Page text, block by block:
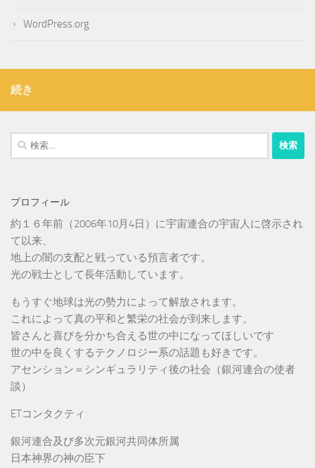
WordPress.org
続き
検
索:
プロフィール
約１６年前（2006年10月4日）に宇宙連合の宇宙人に啓示され
て以来、
地上の闇の支配と戦っている預言者です。
光の戦士として長年活動しています。
もうすぐ地球は光の勢力によって解放されます。
これによって真の平和と繁栄の社会が到来します。
皆さんと喜びを分かち合える世の中になってほしいです
世の中を良くするテクノロジー系の話題も好きです。
アセンション＝シンギュラリティ後の社会（銀河連合の使者
談）
ETコンタクティ
銀河連合及び多次元銀河共同体所属
日本神界の神の臣下